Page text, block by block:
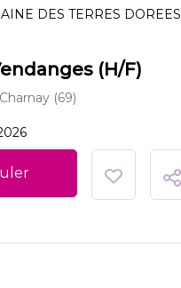
DES TERRES DOREES
(H/F)
Charnay (69)